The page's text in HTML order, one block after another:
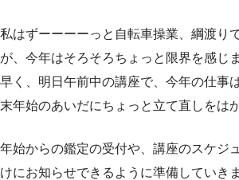
私はずーーーーっと自転車操業、綱渡り
が、今年はそろそろちょっと限界を感じ
早く、明日午前中の講座で、今年の仕事
末年始のあいだにちょっと立て直しをは
年始からの鑑定の受付や、講座のスケジ
けにお知らせできるように準備していき